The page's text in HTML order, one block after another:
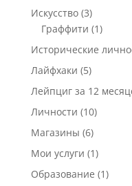
Искусство(3)
Граффити (1)
Исторические
Лайфхаки (5)
Лейпциг за 12
Личности (10)
Магазины (6)
Мои услуги (1)
Образование (1)